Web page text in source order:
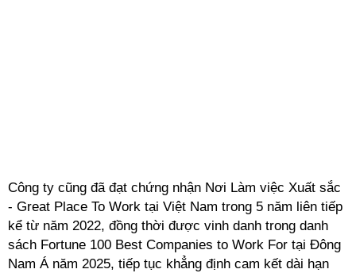
Công ty cũng đã đạt chứng nhận Nơi Làm việc Xuất sắc
- Great Place To Work tại Việt Nam trong 5 năm liên tiếp
kể từ năm 2022, đồng thời được vinh danh trong danh
sách Fortune 100 Best Companies to Work For tại Đông
Nam Á năm 2025, tiếp tục khẳng định cam kết dài hạn